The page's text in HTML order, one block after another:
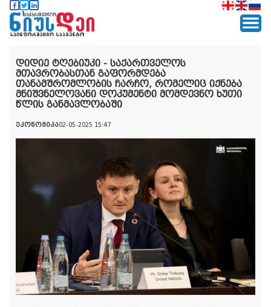
დიდიე ტღებიუკი - საქართველოს
მთავრობასთან გაფორმდება
თანამშრომლობის ჩარჩო, რომელიც იქნება
მნიშვნელოვანი დოკუმენტი მომდევნო ხუთი
წლის განმავლობაში
ეკონომიკა02-05-2025 15:47